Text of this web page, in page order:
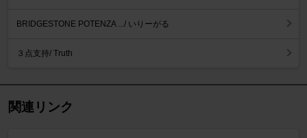
BRIDGESTONE POTENZA .../ いりーがる
３点支持/ Truth
関連リンク